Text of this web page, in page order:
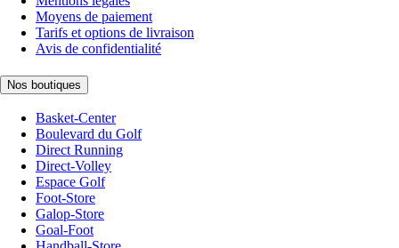
Moyens de paiement
Tarifs et options de livraison
Avis de confidentialité
Nos boutiques
Basket-Center
Boulevard du Golf
Direct Running
Direct-Volley
Espace Golf
Foot-Store
Galop-Store
Goal-Foot